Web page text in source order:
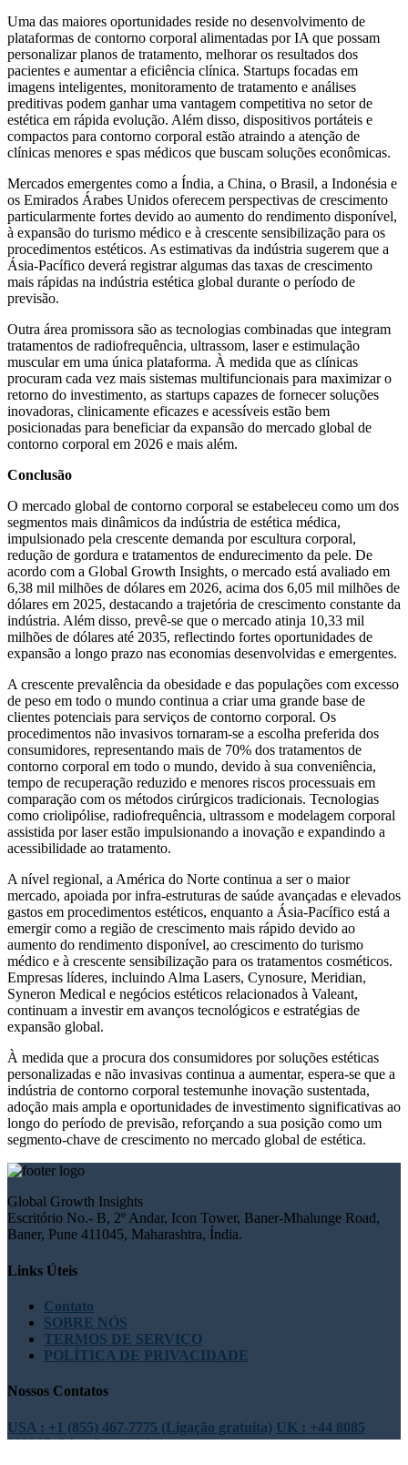
Uma das maiores oportunidades reside no desenvolvimento de
plataformas de contorno corporal alimentadas por IA que possam
personalizar planos de tratamento, melhorar os resultados dos
pacientes e aumentar a eficiência clínica. Startups focadas em
imagens inteligentes, monitoramento de tratamento e análises
preditivas podem ganhar uma vantagem competitiva no setor de
estética em rápida evolução. Além disso, dispositivos portáteis e
compactos para contorno corporal estão atraindo a atenção de
clínicas menores e spas médicos que buscam soluções econômicas.
Mercados emergentes como a Índia, a China, o Brasil, a Indonésia e
os Emirados Árabes Unidos oferecem perspectivas de crescimento
particularmente fortes devido ao aumento do rendimento disponível,
à expansão do turismo médico e à crescente sensibilização para os
procedimentos estéticos. As estimativas da indústria sugerem que a
Ásia-Pacífico deverá registrar algumas das taxas de crescimento
mais rápidas na indústria estética global durante o período de
previsão.
Outra área promissora são as tecnologias combinadas que integram
tratamentos de radiofrequência, ultrassom, laser e estimulação
muscular em uma única plataforma. À medida que as clínicas
procuram cada vez mais sistemas multifuncionais para maximizar o
retorno do investimento, as startups capazes de fornecer soluções
inovadoras, clinicamente eficazes e acessíveis estão bem
posicionadas para beneficiar da expansão do mercado global de
contorno corporal em 2026 e mais além.
Conclusão
O mercado global de contorno corporal se estabeleceu como um dos
segmentos mais dinâmicos da indústria de estética médica,
impulsionado pela crescente demanda por escultura corporal,
redução de gordura e tratamentos de endurecimento da pele. De
acordo com a Global Growth Insights, o mercado está avaliado em
6,38 mil milhões de dólares em 2026, acima dos 6,05 mil milhões de
dólares em 2025, destacando a trajetória de crescimento constante da
indústria. Além disso, prevê-se que o mercado atinja 10,33 mil
milhões de dólares até 2035, reflectindo fortes oportunidades de
expansão a longo prazo nas economias desenvolvidas e emergentes.
A crescente prevalência da obesidade e das populações com excesso
de peso em todo o mundo continua a criar uma grande base de
clientes potenciais para serviços de contorno corporal. Os
procedimentos não invasivos tornaram-se a escolha preferida dos
consumidores, representando mais de 70% dos tratamentos de
contorno corporal em todo o mundo, devido à sua conveniência,
tempo de recuperação reduzido e menores riscos processuais em
comparação com os métodos cirúrgicos tradicionais. Tecnologias
como criolipólise, radiofrequência, ultrassom e modelagem corporal
assistida por laser estão impulsionando a inovação e expandindo a
acessibilidade ao tratamento.
A nível regional, a América do Norte continua a ser o maior
mercado, apoiada por infra-estruturas de saúde avançadas e elevados
gastos em procedimentos estéticos, enquanto a Ásia-Pacífico está a
emergir como a região de crescimento mais rápido devido ao
aumento do rendimento disponível, ao crescimento do turismo
médico e à crescente sensibilização para os tratamentos cosméticos.
Empresas líderes, incluindo Alma Lasers, Cynosure, Meridian,
Syneron Medical e negócios estéticos relacionados à Valeant,
continuam a investir em avanços tecnológicos e estratégias de
expansão global.
À medida que a procura dos consumidores por soluções estéticas
personalizadas e não invasivas continua a aumentar, espera-se que a
indústria de contorno corporal testemunhe inovação sustentada,
adoção mais ampla e oportunidades de investimento significativas ao
longo do período de previsão, reforçando a sua posição como um
segmento-chave de crescimento no mercado global de estética.
Global Growth Insights
Escritório No.- B, 2º Andar, Icon Tower, Baner-Mhalunge Road,
Baner, Pune 411045, Maharashtra, Índia.
Links Úteis
Contato
SOBRE NÓS
TERMOS DE SERVIÇO
POLÍTICA DE PRIVACIDADE
Nossos Contatos
USA : +1 (855) 467-7775 (Ligação gratuita) UK : +44 8085
022397 (Ligação gratuita)